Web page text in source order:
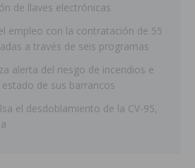
de llaves electrónicas
empleo con la contratación de 55
a través de seis programas
alerta del riesgo de incendios e
de sus barrancos
el desdoblamiento de la CV-95,